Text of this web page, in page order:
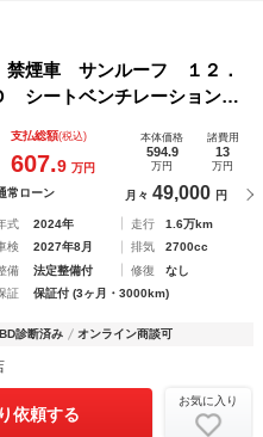
煙車 サンルーフ １２．
シートベンチレーション
バックドア パワーシート
ＴＣ２．０ ＬＥＤヘッド
支払総額(税込)
607.9 万円
本体価格
594.9
万円
諸費用
13
万円
常ローン 月々 49,000 円
式 2024年 走行
1.6万km
検
2027年8月 排気
2700cc
備
法定整備付 修復
なし
証
保証付 (3ヶ月・3000km)
診断済み オンライン商談可
依頼する
お気に入り